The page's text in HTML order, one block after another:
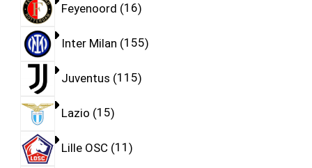
Feyenoord 16
Inter Milan 155
Juventus 115
Lazio 15
Lille OSC 11